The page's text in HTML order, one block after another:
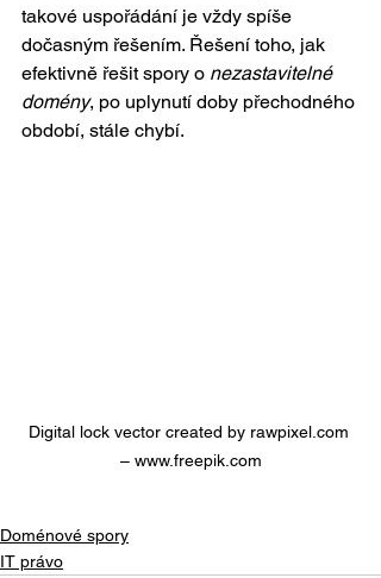
takové uspořádání je vždy spíše
dočasným řešením. Řešení toho, jak
efektivně řešit spory o nezastavitelné
domény, po uplynutí doby přechodného
období, stále chybí.
Digital lock vector created by rawpixel.com
– www.freepik.com
Doménové spory
IT právo